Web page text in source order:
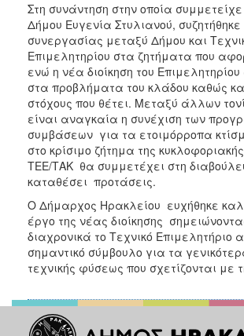
Στη συνάντηση στην οποία
Δήμου Ευγενία Στυλιανού, συζητήθηκε
συνεργασίας μεταξύ Δήμου και
Επιμελητηρίου στα ζητήματα που
ενώ η νέα διοίκηση του
στα προβλήματα του κλάδου καθώς
στόχους που θέτει. Μεταξύ άλλων
είναι αναγκαία η συνέχιση των
συμβάσεων για τα ετοιμόρροπα
στο κρίσιμο ζήτημα της
ΤΕΕ/ΤΑΚ θα συμμετέχει στη
καταθέσει προτάσεις.
Ο Δήμαρχος Ηρακλείου ευχήθηκε
έργο της νέας διοίκησης
διαχρονικά το Τεχνικό Επιμελητήριο
σημαντικό σύμβουλο για τα
τεχνικής φύσεως που σχετίζονται με